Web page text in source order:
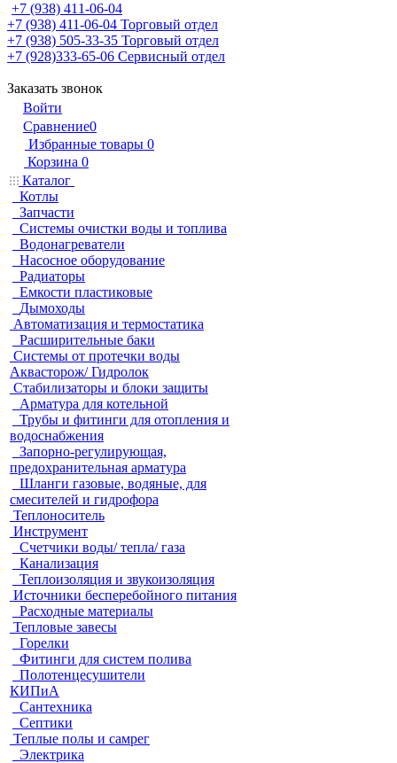
+7 (938) 411-06-04
+7 (938) 411-06-04 Торговый отдел
+7 (938) 505-33-35 Торговый отдел
+7 (928)333-65-06 Сервисный отдел
Заказать звонок
Войти
Сравнение0
Избранные товары 0
Корзина 0
Каталог
Котлы
Запчасти
Системы очистки воды и топлива
Водонагреватели
Насосное оборудование
Радиаторы
Емкости пластиковые
Дымоходы
Автоматизация и термостатика
Расширительные баки
Системы от протечки воды
Аквасторож/ Гидролок
Стабилизаторы и блоки защиты
Арматура для котельной
Трубы и фитинги для отопления и
водоснабжения
Запорно-регулирующая,
предохранительная арматура
Шланги газовые, водяные, для
смесителей и гидрофора
Теплоноситель
Инструмент
Счетчики воды/ тепла/ газа
Канализация
Теплоизоляция и звукоизоляция
Источники бесперебойного питания
Расходные материалы
Тепловые завесы
Горелки
Фитинги для систем полива
Полотенцесушители
КИПиА
Сантехника
Септики
Теплые полы и самрег
Электрика